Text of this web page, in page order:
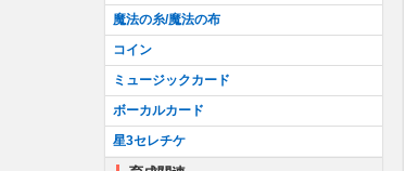
魔法の糸/魔法の布
コイン
ミュージックカード
ボーカルカード
星3セレチケ